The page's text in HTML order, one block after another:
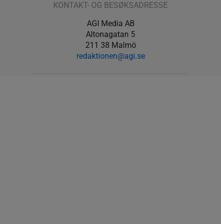
KONTAKT- OG BESØKSADRESSE
AGI Media AB
Altonagatan 5
211 38 Malmö
redaktionen@agi.se